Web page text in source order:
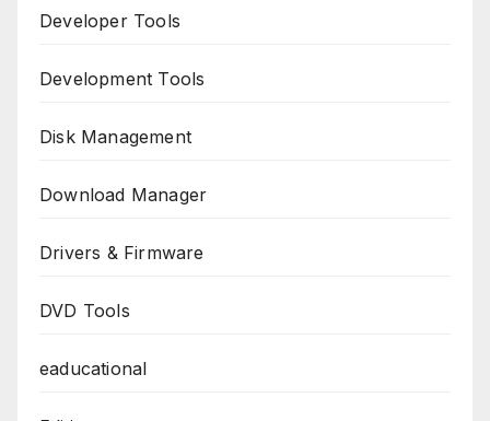
Developer Tools
Development Tools
Disk Management
Download Manager
Drivers & Firmware
DVD Tools
eaducational